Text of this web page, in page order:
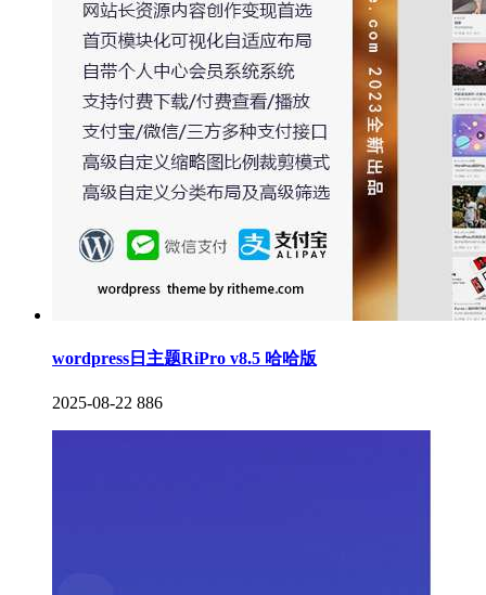
wordpress日主题RiPro v8.5 哈哈版
2025-08-22 886